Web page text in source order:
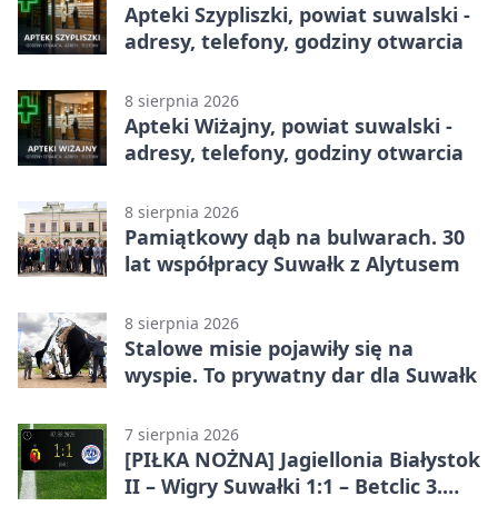
Apteki Szypliszki, powiat suwalski -
adresy, telefony, godziny otwarcia
8 sierpnia 2026
Apteki Wiżajny, powiat suwalski -
adresy, telefony, godziny otwarcia
8 sierpnia 2026
Pamiątkowy dąb na bulwarach. 30
lat współpracy Suwałk z Alytusem
8 sierpnia 2026
Stalowe misie pojawiły się na
wyspie. To prywatny dar dla Suwałk
7 sierpnia 2026
[PIŁKA NOŻNA] Jagiellonia Białystok
II – Wigry Suwałki 1:1 – Betclic 3.